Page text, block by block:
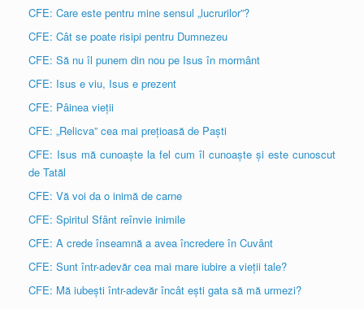
CFE: Care este pentru mine sensul „lucrurilor”?
CFE: Cât se poate risipi pentru Dumnezeu
CFE: Să nu îl punem din nou pe Isus în mormânt
CFE: Isus e viu, Isus e prezent
CFE: Pâinea vieții
CFE: „Relicva” cea mai prețioasă de Paști
CFE: Isus mă cunoaște la fel cum îl cunoaște și este cunoscut
de Tatăl
CFE: Vă voi da o inimă de carne
CFE: Spiritul Sfânt reînvie inimile
CFE: A crede înseamnă a avea încredere în Cuvânt
CFE: Sunt într-adevăr cea mai mare iubire a vieții tale?
CFE: Mă iubești într-adevăr încât ești gata să mă urmezi?